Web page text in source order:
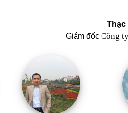
Thạc
Giám đốc Công